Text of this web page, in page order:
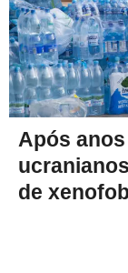
Após
de